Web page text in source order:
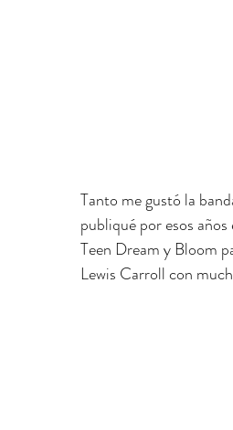
Tanto me gustó la
publiqué por esos
Teen Dream y Bloom
Lewis Carroll con